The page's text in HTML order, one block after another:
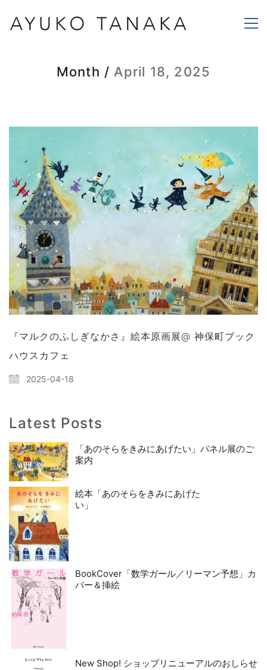
Month / April 18, 2025
『マルクのふしぎなかさ』絵本原画展@ 神保町ブック
ハウスカフェ
2025-04-18
Latest Posts
「あのそらをきみにあげたい」パネル展のご
案内
絵本「あのそらをきみにあげた
い」
BookCover「数学ガール／リーマン予想」カ
バー＆挿絵
New Shop! ショップリニューアルのおしらせ